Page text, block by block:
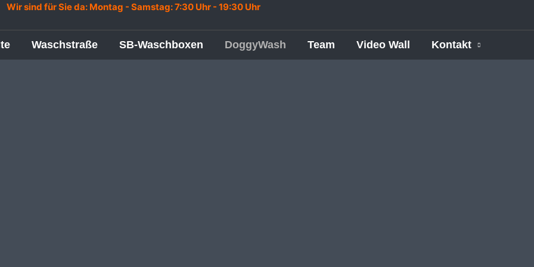
Wir sind für Sie da: Montag - Samstag:7:30 Uhr - 19:30 Uhr
Waschstraße SB-Waschboxen DoggyWash Team Video Wall Kontakt